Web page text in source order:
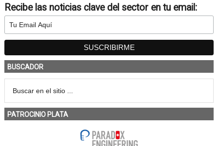
Recibe las noticias clave del sector en tu email:
BUSCADOR
PATROCINIO PLATA